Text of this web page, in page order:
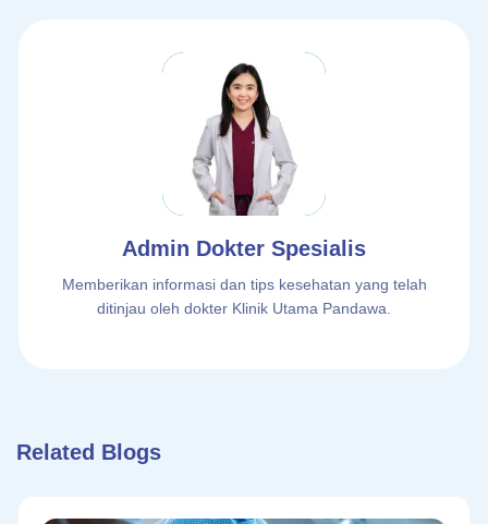
Admin Dokter Spesialis
Memberikan informasi dan tips kesehatan yang telah
ditinjau oleh dokter Klinik Utama Pandawa.
Related Blogs